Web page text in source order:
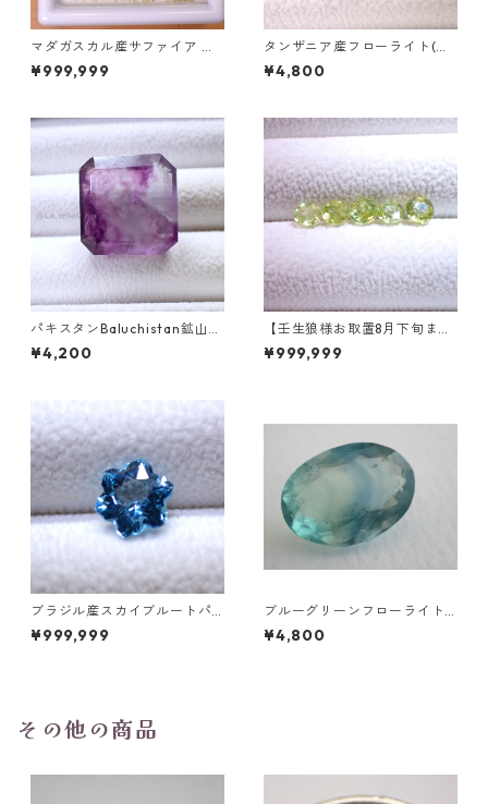
マダガスカル産サファイア ル
ース 9個組 2.4～2.5mm
¥999,999
タンザニア産フローライト(蛍
光) ペアシェイプカットルース
5.46ct 13.8mm*10.8mm*7.0
¥4,800
パキスタンBaluchistan鉱山産
フローライト スクエアカット
ルース 34.4ct 20 x 19.6 x 11
¥4,200
【壬生狼様お取置8月下旬ま
で】マダガスカル産スフェー
ン ラウンドカットルース 0.45
¥999,999
ブラジル産スカイブルートパ
ーズ スノーフレークカットル
ース 1.5ct 7.0mm*7.0mm*4.
¥999,999
ブルーグリーンフローライト
オーバルカットルース 10.2ct
15.4mm*11.1mm*8.0mm
¥4,800
その他の商品